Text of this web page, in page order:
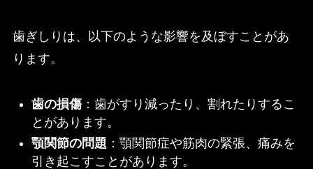
歯ぎしりは、以下のような影響を及ぼすことがあ
ります。
歯の損傷：歯がすり減ったり、割れたりするこ
とがあります。
顎関節の問題 ：顎関節症や筋肉の緊張、痛みを
引き起こすことがあります。